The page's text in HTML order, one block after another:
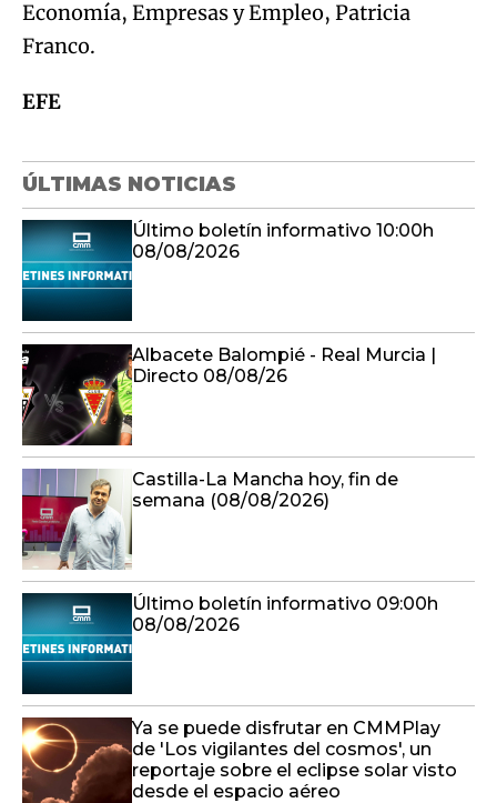
Economía, Empresas y Empleo, Patricia
Franco.
EFE
ÚLTIMAS NOTICIAS
Último boletín informativo 10:00h
08/08/2026
Albacete Balompié - Real Murcia |
Directo 08/08/26
Castilla-La Mancha hoy, fin de
semana (08/08/2026)
Último boletín informativo 09:00h
08/08/2026
Ya se puede disfrutar en CMMPlay
de 'Los vigilantes del cosmos', un
reportaje sobre el eclipse solar visto
desde el espacio aéreo